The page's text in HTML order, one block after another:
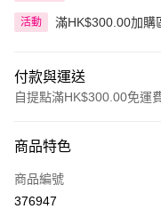
活動 滿HK$300.00加購
付款與運送
自提點滿HK$300.00免運
信用卡
Apple Pay
商品特色
商品編號
376947